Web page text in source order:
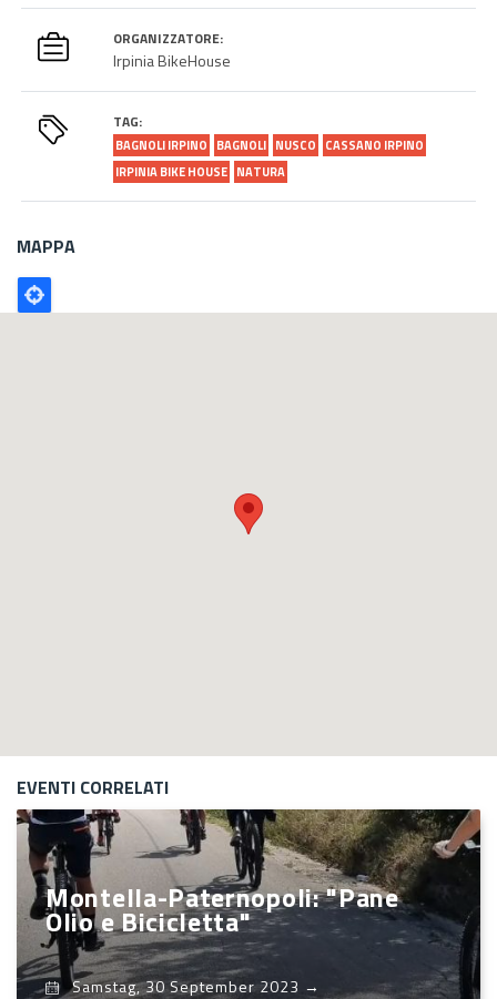
ORGANIZZATORE:
Irpinia BikeHouse
TAG:
BAGNOLI IRPINO BAGNOLI NUSCO
CASSANO IRPINO
IRPINIA BIKE HOUSE NATURA
MAPPA
Poligono
GEO
EVENTI CORRELATI
Montella-Paternopoli: "Pane
Olio e Bicicletta"
Samstag, 30 September 2023 →